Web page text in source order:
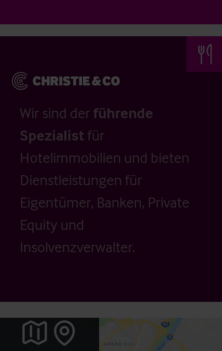
Wir sind der führende
Spezialistfür
Hotelimmobilien und bieten
Dienstleistungen für
Eigentümer, Banken, Private
Equity und
Insolvenzverwalter.